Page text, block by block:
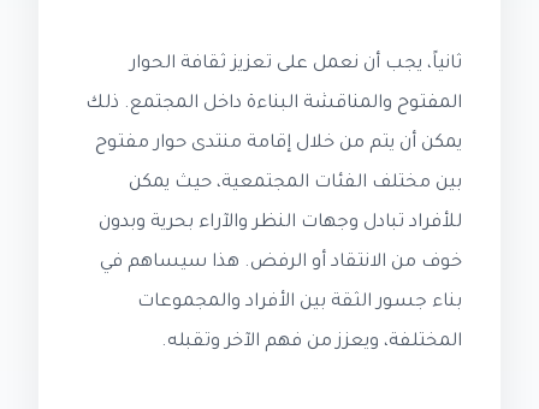
ثانياً، يجب أن نعمل على تعزيز ثقافة الحوار
المفتوح والمناقشة البناءة داخل المجتمع. ذلك
يمكن أن يتم من خلال إقامة منتدى حوار مفتوح
بين مختلف الفئات المجتمعية، حيث يمكن
للأفراد تبادل وجهات النظر والآراء بحرية وبدون
خوف من الانتقاد أو الرفض. هذا سيساهم في
بناء جسور الثقة بين الأفراد والمجموعات
المختلفة، ويعزز من فهم الآخر وتقبله.